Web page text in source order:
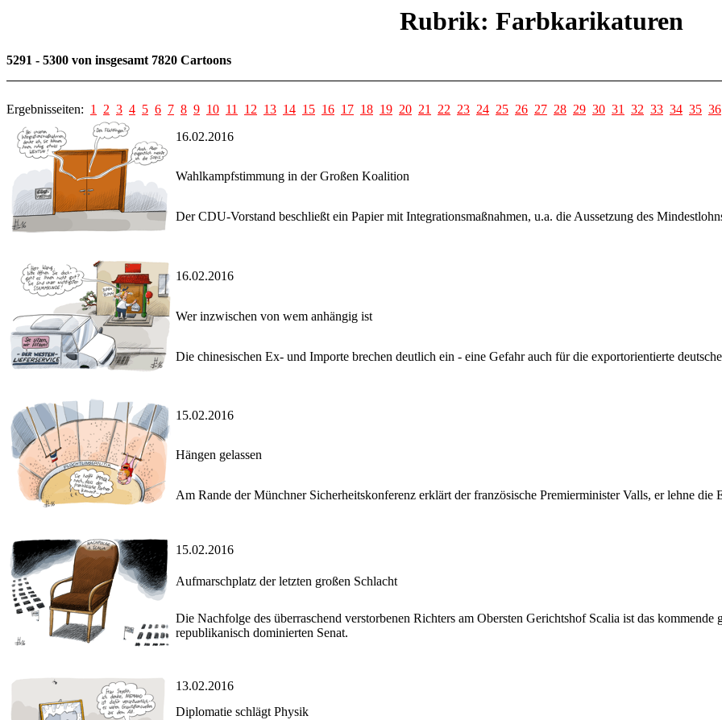
Rubrik: Farbkarikaturen
5291 - 5300 von insgesamt 7820 Cartoons
Ergebnisseiten: 1 2 3 4 5 6 7 8 9 10 11 12 13 14 15 16 17 18 19 20 21 22 23 24 25 26 27 28 29 30 31 32 33 34 35 36
16.02.2016
Wahlkampfstimmung in der Großen Koalition
Der CDU-Vorstand beschließt ein Papier mit Integrationsmaßnahmen, u.a. die Aussetzung des
16.02.2016
Wer inzwischen von wem anhängig ist
Die chinesischen Ex- und Importe brechen deutlich ein - eine Gefahr auch für die exportorientierte
15.02.2016
Hängen gelassen
Am Rande der Münchner Sicherheitskonferenz erklärt der französische Premierminister Valls, er lehne
15.02.2016
Aufmarschplatz der letzten großen Schlacht
Die Nachfolge des überraschend verstorbenen Richters am Obersten Gerichtshof Scalia ist das
republikanisch dominierten Senat.
13.02.2016
Diplomatie schlägt Physik